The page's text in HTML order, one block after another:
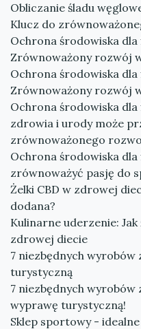
Obliczanie śladu
Klucz do
Ochrona środowiska
Zrównoważony rozwój
Ochrona środowiska
Zrównoważony rozwój
Ochrona środowiska
zdrowia i urody może
zrównoważonego
Ochrona środowiska
zrównoważyć pasję do
Żelki CBD w zdrowej
dodana?
Kulinarne uderzenie:
zdrowej diecie
7 niezbędnych
turystyczną
7 niezbędnych wyrobów
wyprawę turystyczną!
Sklep sportowy -